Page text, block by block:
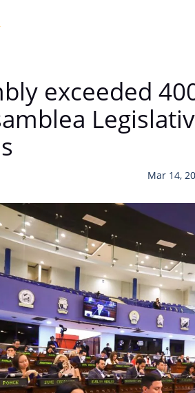
exceeded
Mar 14,